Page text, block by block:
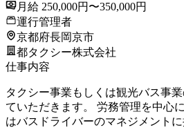
月給 250,000円〜350,000円
運行管理者
京都府長岡京市
都タクシー株式会社
仕事内容
タクシー事業もしくは観光バス事
ていただきます。 労務管理を中心
はバスドライバーのマネジメント